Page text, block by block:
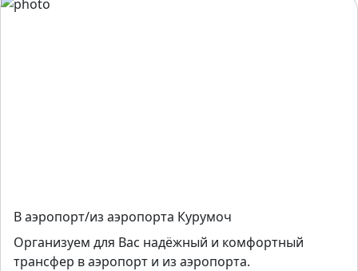
В аэропорт/из аэропорта Курумоч
Организуем для Вас надёжный и комфортный
трансфер в аэропорт и из аэропорта.